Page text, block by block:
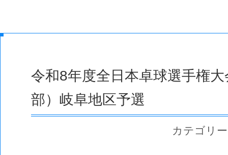
令和8年度全日本卓球選手権
部）岐阜地区予選
カテゴリ